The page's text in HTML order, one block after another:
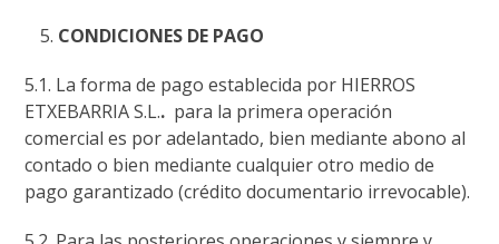
CONDICIONES DE PAGO
5.1. La forma de pago establecida por HIERROS
ETXEBARRIA S.L.. para la primera operación
comercial es por adelantado, bien mediante abono al
contado o bien mediante cualquier otro medio de
pago garantizado (crédito documentario irrevocable).